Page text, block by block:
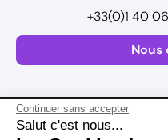
Continuer sans accepter
Salut c'est nous...
+33(0)1 40